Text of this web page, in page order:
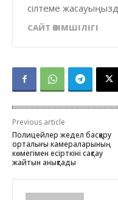
сілтеме
САЙТ ӘКІМШІЛІГІ
Previous article
Полицейлер жедел басқару
орталығы камераларының
көмегімен есірткіні сақтау
жайтын анықтады